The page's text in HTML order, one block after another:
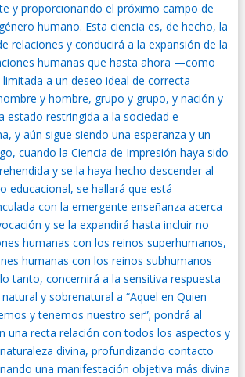
y proporcionando el próximo campo de
humano. Esta ciencia es, de hecho, la
relaciones y conducirá a la expansión de la
humanas que hasta ahora —como
a un deseo ideal de correcta
y hombre, grupo y grupo, y nación y
estado restringida a la sociedad e
y aún sigue siendo una esperanza y un
cuando la Ciencia de Impresión haya sido
y se la haya hecho descender al
educacional, se hallará que está
con la emergente enseñanza acerca
y se la expandirá hasta incluir no
humanas con los reinos superhumanos,
humanas con los reinos subhumanos
tanto, concernirá a la sensitiva respuesta
y sobrenatural a “Aquel en Quien
y tenemos nuestro ser”; pondrá al
una recta relación con todos los aspectos y
divina, profundizando contacto
una manifestación objetiva más divina